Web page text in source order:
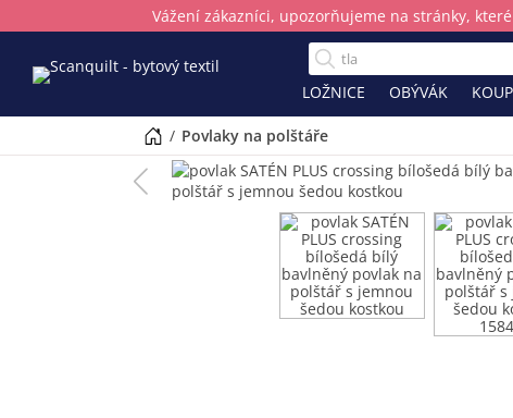
Vážení zákazníci, upozorňujeme na stránky,
LOŽNICE OBÝVÁK
/ povlaky na polštáře